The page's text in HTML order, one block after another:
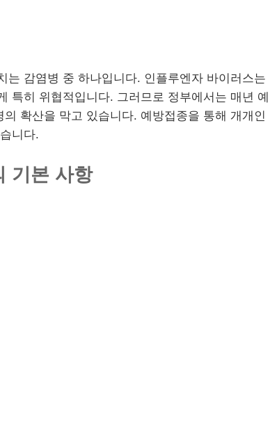
는 감염병 중 하나입니다. 인플루엔자 바이러스는
특히 위협적입니다. 그러므로 정부에서는 매년 예
확산을 막고 있습니다. 예방접종을 통해 개개인
니다.
기본 사항